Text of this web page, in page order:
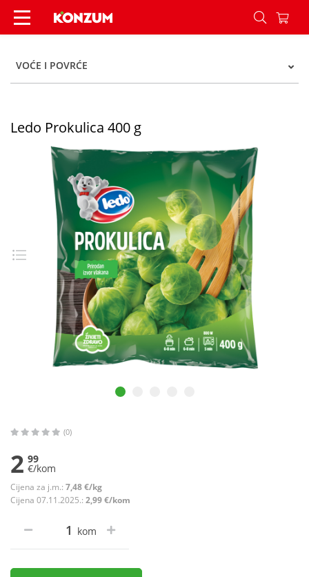
Ledo Prokulica 400 g - Konzum
VOĆE I POVRĆE
Ledo Prokulica 400 g
(0)
2 99
€/kom
Cijena za j.m.: 7,48 €/kg
Cijena 07.11.2025.: 2,99 €/kom
kom